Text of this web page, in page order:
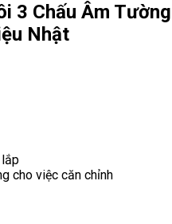
3 Chấu Âm Tường
Nhật
lắp
cho việc căn chỉnh